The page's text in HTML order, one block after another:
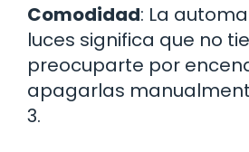
Comodidad: La
luces significa que no
preocuparte por
apagarlas
3.